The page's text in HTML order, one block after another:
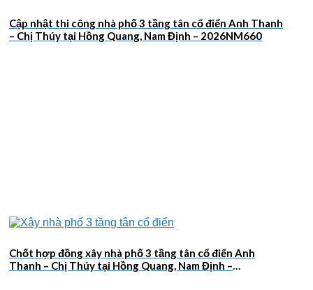
Cập nhật thi công nhà phố 3 tầng tân cổ điển Anh Thanh
– Chị Thúy tại Hồng Quang, Nam Định – 2026NM660
Chốt hợp đồng xây nhà phố 3 tầng tân cổ điển Anh
Thanh – Chị Thúy tại Hồng Quang, Nam Định –